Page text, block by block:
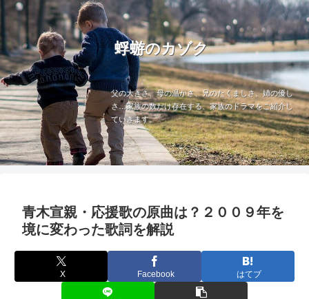
蜉蝣のカゾク
父の大きさ、母の温かさ、兄のたくましさ、姉の優し
さ…家族の数だけ存在する、家族のドラマをご紹介し
ていきます。
青木宣親・応援歌の原曲は？２００９年を
境に変わった歌詞を解説
X Facebook はてブ